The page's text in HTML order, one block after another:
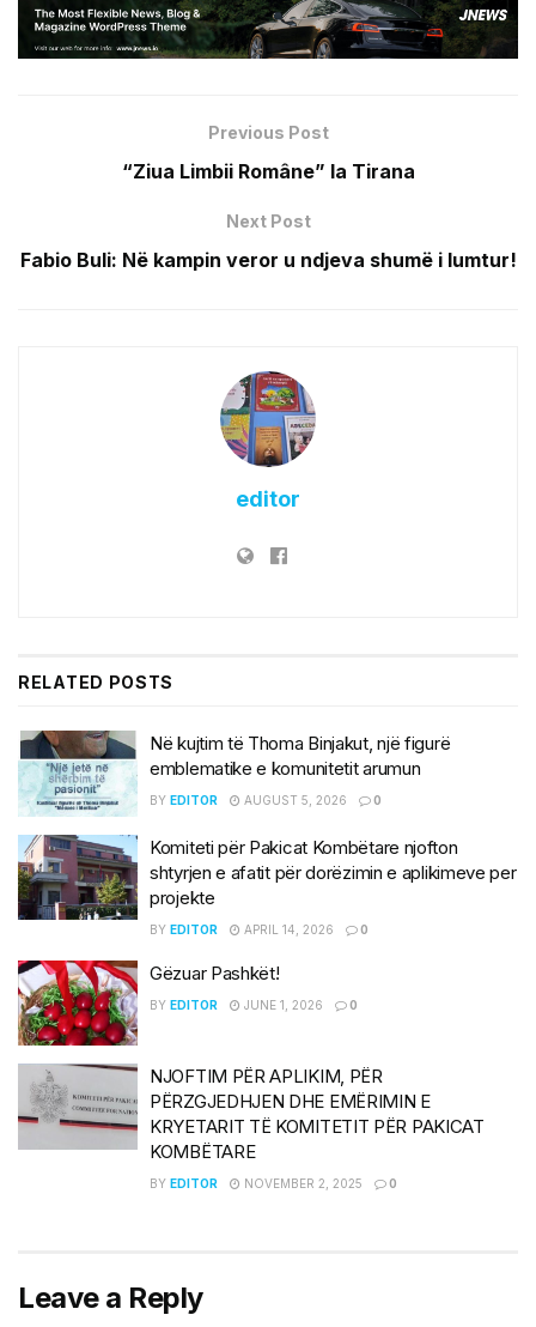
Previous Post
“Ziua Limbii Române” la Tirana
Next Post
Fabio Buli: Në kampin veror u ndjeva shumë i lumtur!
editor
RELATED POSTS
Në kujtim të Thoma Binjakut, një figurë
emblematike e komunitetit arumun
BY EDITOR AUGUST 5, 2026 0
Komiteti për Pakicat Kombëtare njofton
shtyrjen e afatit për dorëzimin e aplikimeve per
projekte
BY EDITOR APRIL 14, 2026 0
Gëzuar Pashkët!
BY EDITOR JUNE 1, 2026 0
NJOFTIM PËR APLIKIM, PËR
PËRZGJEDHJEN DHE EMËRIMIN E
KRYETARIT TË KOMITETIT PËR PAKICAT
KOMBËTARE
BY EDITOR NOVEMBER 2, 2025 0
Leave a Reply